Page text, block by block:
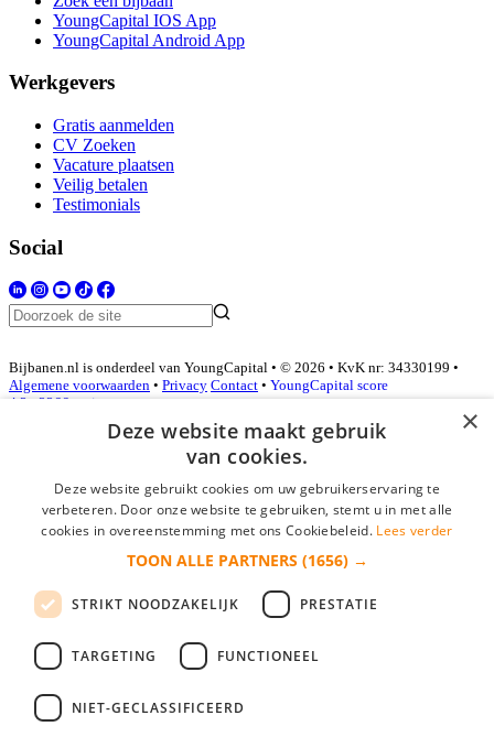
YoungCapital IOS App
YoungCapital Android App
Werkgevers
Gratis aanmelden
CV Zoeken
Vacature plaatsen
Veilig betalen
Testimonials
Social
Bijbanen.nl is onderdeel van YoungCapital • © 2026 • KvK nr: 34330199 •
Algemene voorwaarden • Privacy Contact • YoungCapital score
4.3 - 3366 reviews
Inloggen als bedrijf
*
login gegevens onthouden
login
Bedrijf aanmelden
×
Deze website maakt gebruik
van cookies.
Deze website gebruikt cookies om uw gebruikerservaring te
verbeteren. Door onze website te gebruiken, stemt u in met alle
cookies in overeenstemming met ons Cookiebeleid. Lees verder
TOON ALLE PARTNERS (1656) →
STRIKT NOODZAKELIJK PRESTATIE
TARGETING FUNCTIONEEL
NIET-GECLASSIFICEERD